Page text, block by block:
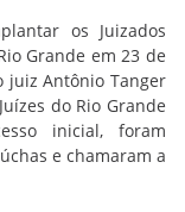
os Juizados
Grande em 23 de
juiz Antônio Tanger
do Rio Grande
inicial, foram
e chamaram a